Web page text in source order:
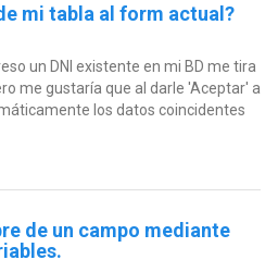
mi tabla al form actual?
un DNI existente en mi BD me tira
me gustaría que al darle 'Aceptar' a
los datos coincidentes
de un campo mediante